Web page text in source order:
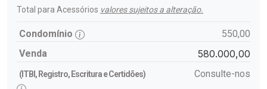
Total para Acessórios valores sujeitos a alteração.
Condomínio
550,00
Venda
580.000,00
(ITBI, Registro, Escritura e Certidões) Consulte-nos